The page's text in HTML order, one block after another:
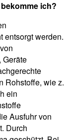
ich?
entsorgt werden.
Geräte
Rohstoffe, wie z.
ein
Ausfuhr von
Durch